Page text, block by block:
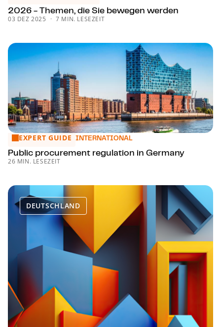
2026 - Themen, die Sie bewegen werden
03 DEZ 2025 7 MIN. LESEZEIT
Public procurement regulation in Germany
EXPERT GUIDE INTERNATIONAL
Public procurement regulation in Germany
26 MIN. LESEZEIT
DEUTSCHLAND